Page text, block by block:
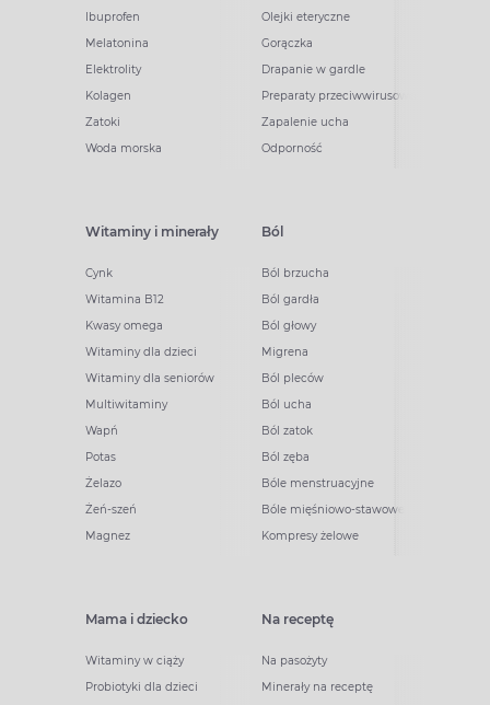
Ibuprofen
Melatonina
Elektrolity
Kolagen
Zatoki
Woda morska
Olejki eteryczne
Gorączka
Drapanie w gardle
Preparaty przeciwwirusowe
Zapalenie ucha
Odporność
Witaminy i minerały
Cynk
Witamina B12
Kwasy omega
Witaminy dla dzieci
Witaminy dla seniorów
Multiwitaminy
Wapń
Potas
Żelazo
Żeń-szeń
Magnez
Ból
Ból brzucha
Ból gardła
Ból głowy
Migrena
Ból pleców
Ból ucha
Ból zatok
Ból zęba
Bóle menstruacyjne
Bóle mięśniowo-stawowe
Kompresy żelowe
Mama i dziecko
Witaminy w ciąży
Probiotyki dla dzieci
Na receptę
Na pasożyty
Minerały na receptę